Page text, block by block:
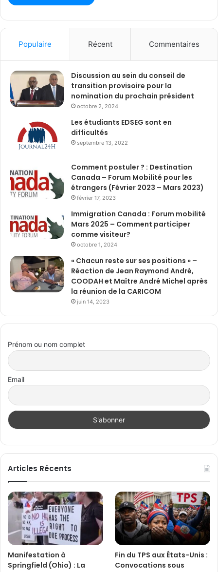
Populaire Récent Commentaires
Discussion au sein du conseil de
transition provisoire pour la
nomination du prochain président
octobre 2, 2024
Les étudiants EDSEG sont en
difficultés
septembre 13, 2022
Comment postuler ? : Destination
Canada – Forum Mobilité pour les
étrangers (Février 2023 – Mars 2023)
février 17, 2023
Immigration Canada : Forum mobilité
Mars 2025 – Comment participer
comme visiteur?
octobre 1, 2024
« Chacun reste sur ses positions » –
Réaction de Jean Raymond André,
COODAH et Maître André Michel après
la réunion de la CARICOM
juin 14, 2023
Prénom ou nom complet
Email
Articles Récents
Manifestation à
Springfield (Ohio) : La
Fin du TPS aux États-Unis :
Convocations sous